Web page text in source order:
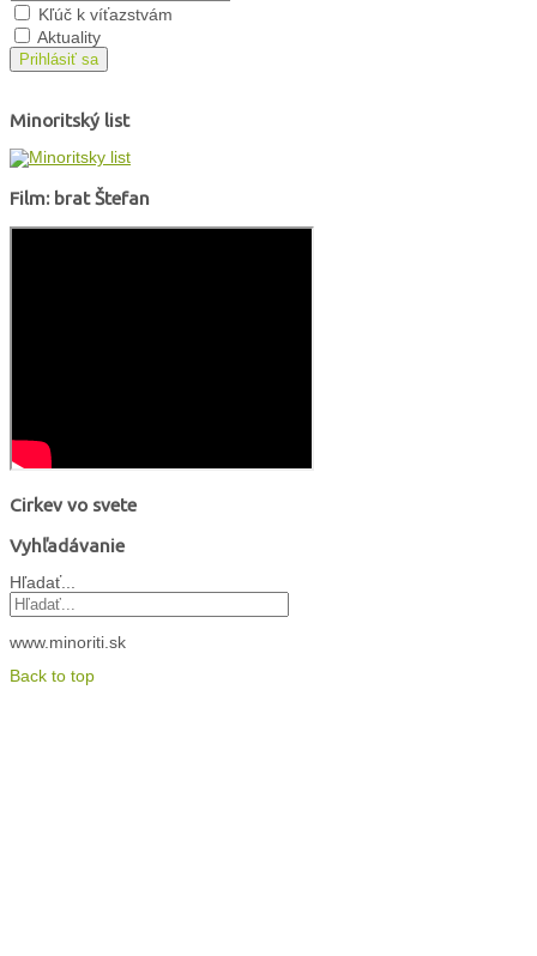
Kľúč k víťazstvám
Aktuality
Prihlásiť sa
Minoritský list
Film: brat Štefan
Cirkev vo svete
Vyhľadávanie
Hľadať...
www.minoriti.sk
Back to top